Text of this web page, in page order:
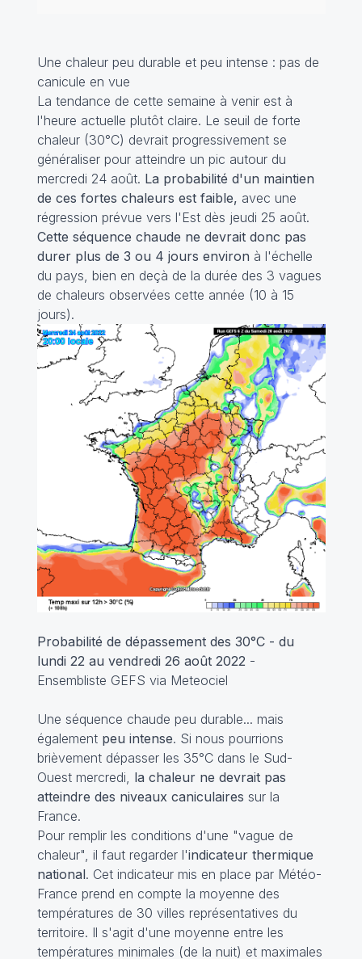
Une chaleur peu durable et peu intense : pas de
canicule en vue
La tendance de cette semaine à venir est à
l'heure actuelle plutôt claire. Le seuil de forte
chaleur (30°C) devrait progressivement se
généraliser pour atteindre un pic autour du
mercredi 24 août. La probabilité d'un maintien
de ces fortes chaleurs est faible, avec une
régression prévue vers l'Est dès jeudi 25 août.
Cette séquence chaude ne devrait donc pas
durer plus de 3 ou 4 jours environ à l'échelle
du pays, bien en deçà de la durée des 3 vagues
de chaleurs observées cette année (10 à 15
jours).
Probabilité de dépassement des 30°C - du
lundi 22 au vendredi 26 août 2022 -
Ensembliste GEFS via Meteociel
Une séquence chaude peu durable... mais
égalementpeu intense. Si nous pourrions
brièvement dépasser les 35°C dans le Sud-
Ouest mercredi, la chaleur ne devrait pas
atteindre des niveaux caniculaires sur la
France.
Pour remplir les conditions d'une "vague de
chaleur", il faut regarder l'indicateur thermique
national. Cet indicateur mis en place par Météo-
France prend en compte la moyenne des
températures de 30 villes représentatives du
territoire. Il s'agit d'une moyenne entre les
températures minimales (de la nuit) et maximales